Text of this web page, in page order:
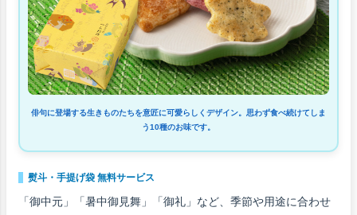
俳句に登場する生きものたちを意匠に可愛らしくデザイン。思わず食べ続けてしま
う10種のお味です。
熨斗・手提げ袋 無料サービス
「御中元」「暑中御見舞」「御礼」など、季節や用途に合わせ